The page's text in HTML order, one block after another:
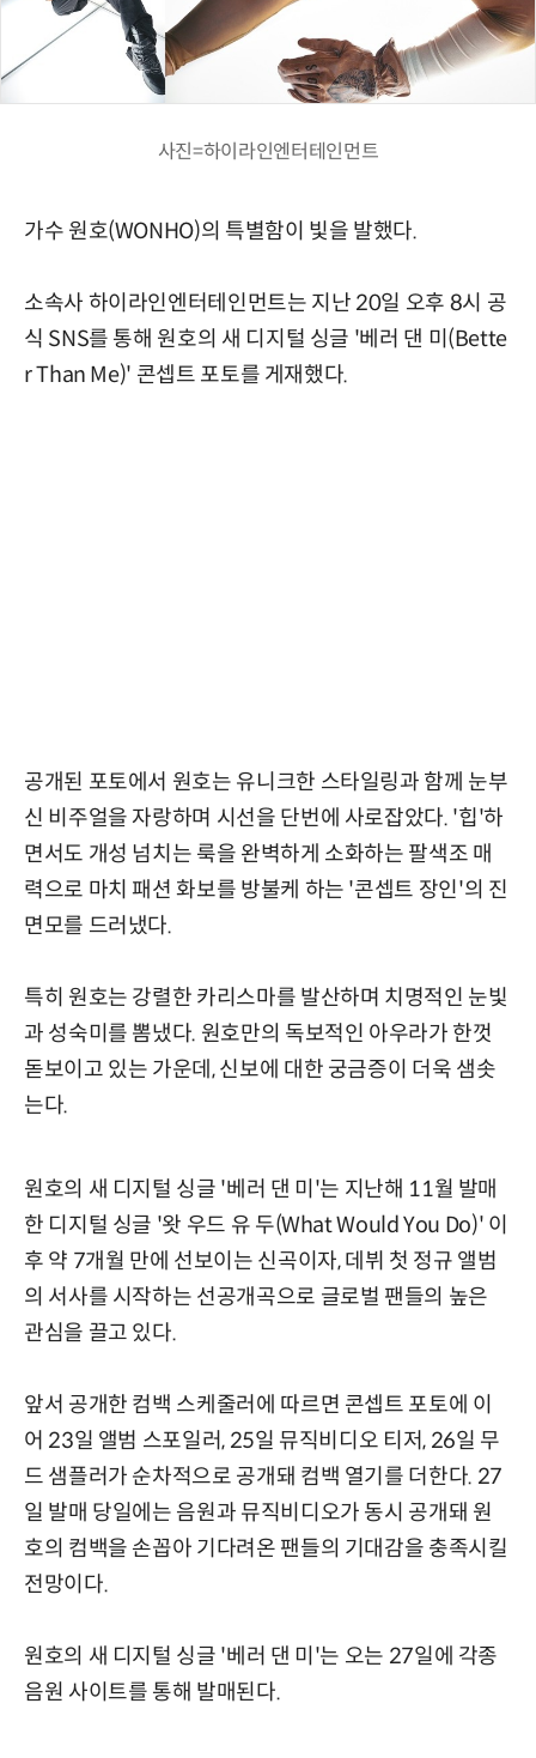
사진=하이라인엔터테인먼트
가수 원호(WONHO)의 특별함이 빛을 발했다.
소속사 하이라인엔터테인먼트는 지난 20일 오후 8시 공
식 SNS를 통해 원호의 새 디지털 싱글 '베러 댄 미(Bette
r Than Me)' 콘셉트 포토를 게재했다.
공개된 포토에서 원호는 유니크한 스타일링과 함께 눈부
신 비주얼을 자랑하며 시선을 단번에 사로잡았다. '힙'하
면서도 개성 넘치는 룩을 완벽하게 소화하는 팔색조 매
력으로 마치 패션 화보를 방불케 하는 '콘셉트 장인'의 진
면모를 드러냈다.
특히 원호는 강렬한 카리스마를 발산하며 치명적인 눈빛
과 성숙미를 뽐냈다. 원호만의 독보적인 아우라가 한껏
돋보이고 있는 가운데, 신보에 대한 궁금증이 더욱 샘솟
는다.
원호의 새 디지털 싱글 '베러 댄 미'는 지난해 11월 발매
한 디지털 싱글 '왓 우드 유 두(What Would You Do)' 이
후 약 7개월 만에 선보이는 신곡이자, 데뷔 첫 정규 앨범
의 서사를 시작하는 선공개곡으로 글로벌 팬들의 높은
관심을 끌고 있다.
앞서 공개한 컴백 스케줄러에 따르면 콘셉트 포토에 이
어 23일 앨범 스포일러, 25일 뮤직비디오 티저, 26일 무
드 샘플러가 순차적으로 공개돼 컴백 열기를 더한다. 27
일 발매 당일에는 음원과 뮤직비디오가 동시 공개돼 원
호의 컴백을 손꼽아 기다려온 팬들의 기대감을 충족시킬
전망이다.
원호의 새 디지털 싱글 '베러 댄 미'는 오는 27일에 각종
음원 사이트를 통해 발매된다.